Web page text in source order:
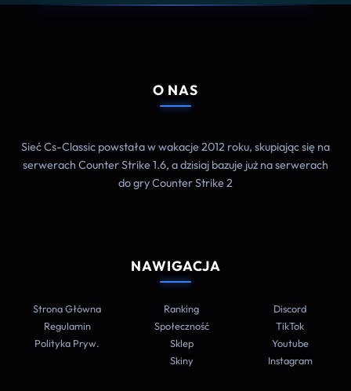
O NAS
Sieć Cs-Classic powstała w wakacje 2012 roku, skupiając się na
serwerach Counter Strike 1.6, a dzisiaj bazuje już na serwerach
do gry Counter Strike 2
NAWIGACJA
Strona Główna
Regulamin
Polityka Pryw.
Ranking
Społeczność
Sklep
Skiny
Discord
TikTok
Youtube
Instagram